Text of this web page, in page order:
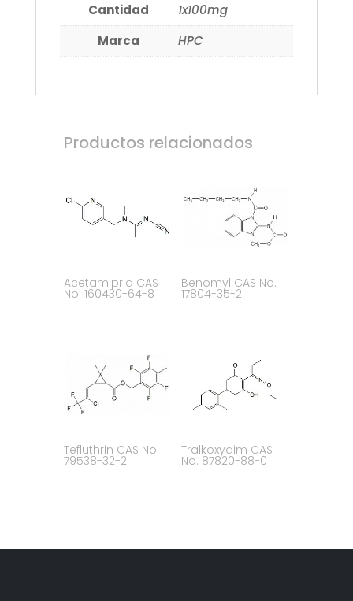
Cantidad
1x100mg
Marca
HPC
Productos relacionados
Acetamiprid CAS
No. 160430-64-8
Benomyl CAS No.
17804-35-2
Tefluthrin CAS No.
79538-32-2
Tralkoxydim CAS
No. 87820-88-0